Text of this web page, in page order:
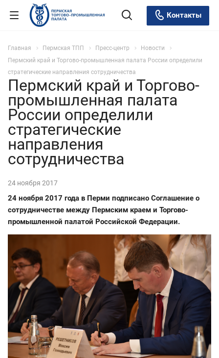
Контакты
Главная Пермская ТПП Пресс-центр
Новости
Пермский край и Торгово-промышленная палата России определили
стратегические направления сотрудничества
Пермский край и Торгово-
промышленная палата
России определили
стратегические
направления
сотрудничества
24 ноября 2017
24 ноября 2017 года в Перми подписано Соглашение о
сотрудничестве между Пермским краем и Торгово-
промышленной палатой Российской Федерации.